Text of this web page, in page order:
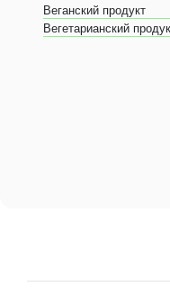
Веганский продукт
Вегетарианский